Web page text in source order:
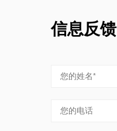
信息反馈